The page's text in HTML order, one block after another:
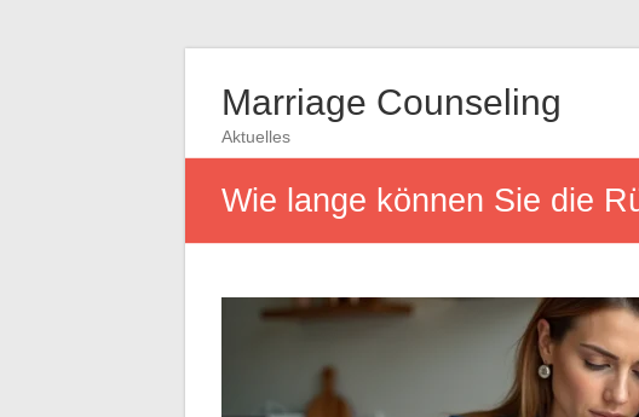
Marriage Counseling
Aktuelles
Wie lange können Sie die